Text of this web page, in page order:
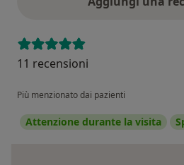
11 recensioni
Più menzionato dai pazienti
Attenzione durante la visita